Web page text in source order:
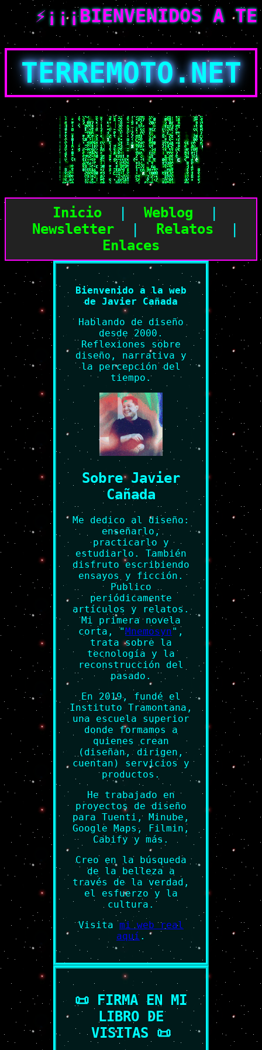
⚡¡¡¡BIENVENIDOS A
TERREMOTO.NET
Inicio Weblog
Newsletter
Relatos
Enlaces
Bienvenido a la web
de Javier Cañada
Hablando de diseño
desde 2000.
Reflexiones sobre
diseño, narrativa y
la percepción del
tiempo.
Sobre Javier
Cañada
Me dedico al diseño:
enseñarlo,
practicarlo y
estudiarlo. También
disfruto escribiendo
ensayos y ficción.
Publico
periódicamente
artículos y relatos.
Mi primera novela
corta, "Mnemosyn",
trata sobre la
tecnología y la
reconstrucción del
pasado.
En 2019, fundé el
Instituto Tramontana,
una escuela superior
donde formamos a
quienes crean
(diseñan, dirigen,
cuentan) servicios y
productos.
He trabajado en
proyectos de diseño
para Tuenti, Minube,
Google Maps, Filmin,
Cabify y más.
Creo en la búsqueda
de la belleza a
través de la verdad,
el esfuerzo y la
cultura.
Visitami web real
aquí .
📜 FIRMA EN MI
LIBRO DE
VISITAS 📜